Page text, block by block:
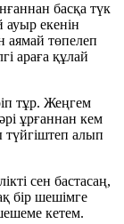
басқа түк
екенін
төпелеп
араға құлай
тұр. Жеңгем
ұрғаннан кем
түйгіштеп алып
сен бастасаң,
бір шешімге
кетем.